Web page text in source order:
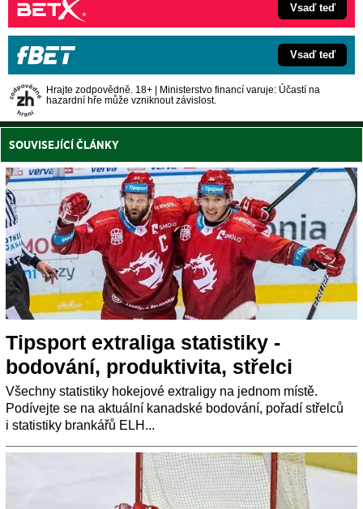
Vsaď teď
Vsaď teď
Hrajte zodpovědně. 18+ | Ministerstvo financí varuje: Účastí na
hazardní hře může vzniknout závislost.
SOUVISEJÍCÍ ČLÁNKY
Tipsport extraliga statistiky -
bodování, produktivita, střelci
Všechny statistiky hokejové extraligy na jednom místě.
Podívejte se na aktuální kanadské bodování, pořadí střelců
i statistiky brankářů ELH...